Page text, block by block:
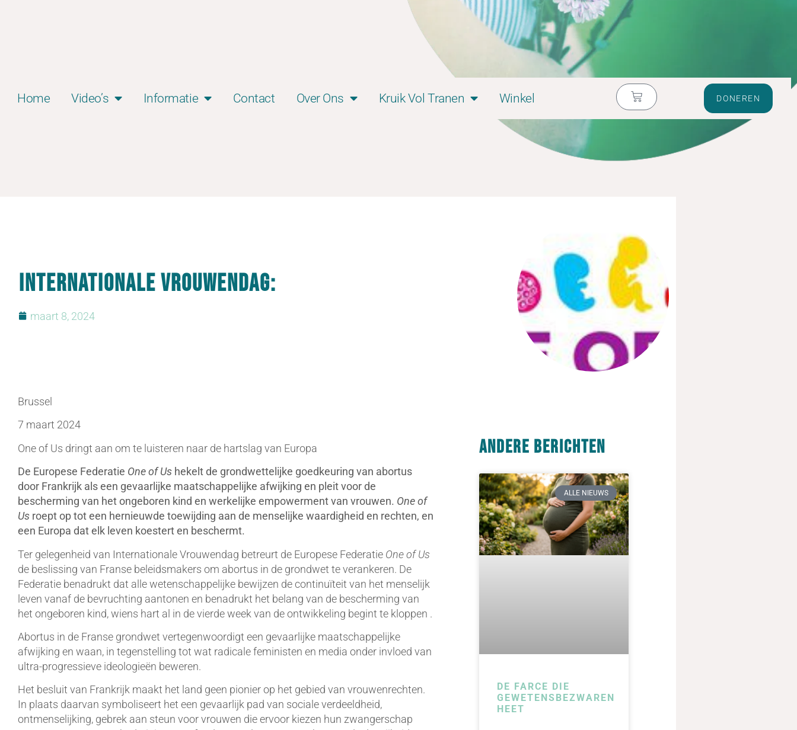
Home Video’s Informatie Contact Over Ons Kruik Vol Tranen Winkel DONEREN
Internationale Vrouwendag:
maart 8, 2024
Brussel
7 maart 2024
One of Us dringt aan om te luisteren naar de hartslag van Europa
De Europese Federatie One of Us hekelt de grondwettelijke goedkeuring van abortus
door Frankrijk als een gevaarlijke maatschappelijke afwijking en pleit voor de
bescherming van het ongeboren kind en werkelijke empowerment van vrouwen. One of
Us roept op tot een hernieuwde toewijding aan de menselijke waardigheid en rechten, en
een Europa dat elk leven koestert en beschermt.
Ter gelegenheid van Internationale Vrouwendag betreurt de Europese Federatie One of Us
de beslissing van Franse beleidsmakers om abortus in de grondwet te verankeren. De
Federatie benadrukt dat alle wetenschappelijke bewijzen de continuïteit van het menselijk
leven vanaf de bevruchting aantonen en benadrukt het belang van de bescherming van
het ongeboren kind, wiens hart al in de vierde week van de ontwikkeling begint te kloppen .
Abortus in de Franse grondwet vertegenwoordigt een gevaarlijke maatschappelijke
afwijking en waan, in tegenstelling tot wat radicale feministen en media onder invloed van
ultra-progressieve ideologieën beweren.
Het besluit van Frankrijk maakt het land geen pionier op het gebied van vrouwenrechten.
In plaats daarvan symboliseert het een gevaarlijk pad van sociale verdeeldheid,
ontmenselijking, gebrek aan steun voor vrouwen die ervoor kiezen hun zwangerschap
Andere berichten
ALLE NIEUWS
DE FARCE DIE
GEWETENSBEZWAREN
HEET